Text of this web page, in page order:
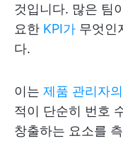
것입니다. 많은 팀
요한 KPI가 무엇인
다.
이는 제품 관리자
적이 단순히 번호
창출하는 요소를